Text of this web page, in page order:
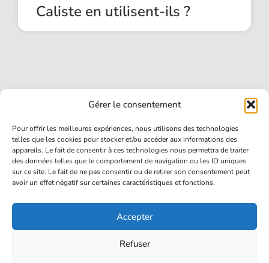
Gérer le consentement
Pour offrir les meilleures expériences, nous utilisons des technologies
telles que les cookies pour stocker et/ou accéder aux informations des
appareils. Le fait de consentir à ces technologies nous permettra de traiter
des données telles que le comportement de navigation ou les ID uniques
sur ce site. Le fait de ne pas consentir ou de retirer son consentement peut
avoir un effet négatif sur certaines caractéristiques et fonctions.
Accepter
Refuser
Caliste en utilisent-ils ?
ACCUEIL
JOUEURS
GUIDES